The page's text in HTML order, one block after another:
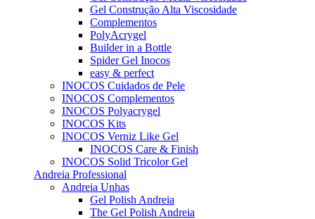
Gel Construção Alta Viscosidade
Complementos
PolyAcrygel
Builder in a Bottle
Spider Gel Inocos
easy & perfect
INOCOS Cuidados de Pele
INOCOS Complementos
INOCOS Polyacrygel
INOCOS Kits
INOCOS Verniz Like Gel
INOCOS Care & Finish
INOCOS Solid Tricolor Gel
Andreia Professional
Andreia Unhas
Gel Polish Andreia
The Gel Polish Andreia